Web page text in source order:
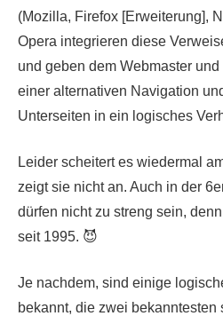
(Mozilla, Firefox [Erweiterung],
Opera integrieren diese
und geben dem Webmaster
einer alternativen Navigation
Unterseiten in ein logisches
Leider scheitert es wiedermal
zeigt sie nicht an. Auch in der
dürfen nicht zu streng sein,
seit 1995. 😈
Je nachdem, sind einige
bekannt, die zwei bekanntesten